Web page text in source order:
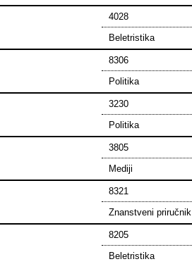
4028
Beletristika
8306
Politika
3230
Politika
3805
Mediji
8321
Znanstveni priručnik
8205
Beletristika